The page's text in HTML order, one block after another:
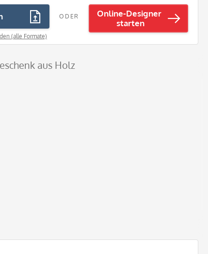
(alle Formate)
ODER
Online-Designer
starten
aus Holz